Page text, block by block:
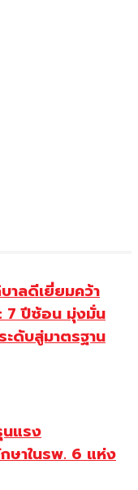
าลดีเยี่ยมคว้า
7 ปีซ้อน มุ่งมั่น
ดับสู่มาตรฐาน
นแรง
ษาในรพ. 6 แห่ง